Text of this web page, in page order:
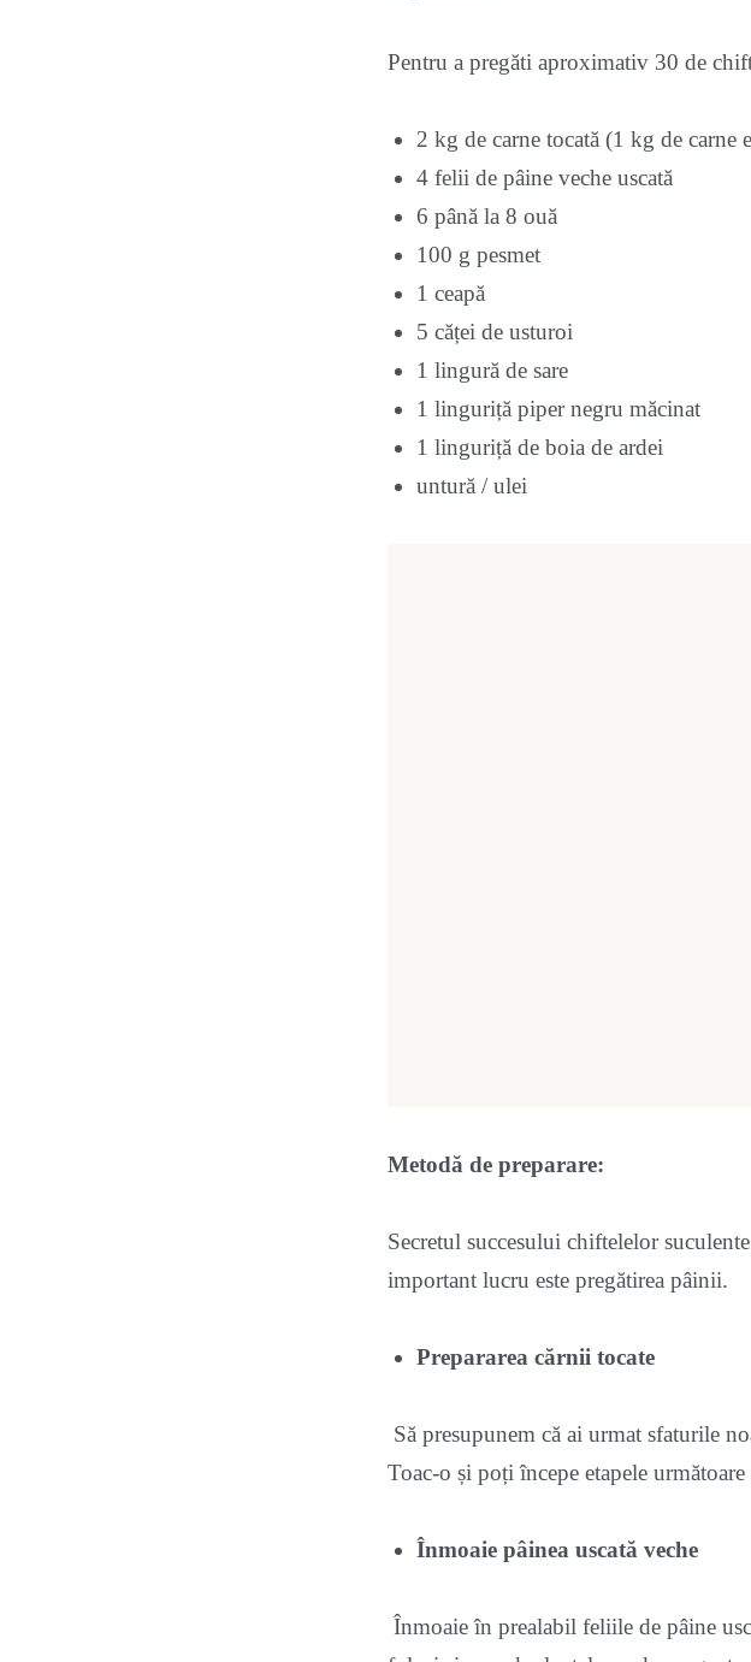
Pentru a pregăti aproximativ 30 de
2 kg de carne tocată (1 kg de
4 felii de pâine veche uscată
6 până la 8 ouă
100 g pesmet
1 ceapă
5 căței de usturoi
1 lingură de sare
1 linguriță piper negru măcinat
1 linguriță de boia de ardei
untură / ulei
Metodă de preparare:
Secretul succesului chiftelelor
important lucru este pregătirea pâinii.
Prepararea cărnii tocate
Să presupunem că ai urmat sfaturile
Toac-o și poți începe etapele următoare
Înmoaie pâinea uscată veche
Înmoaie în prealabil feliile de pâine